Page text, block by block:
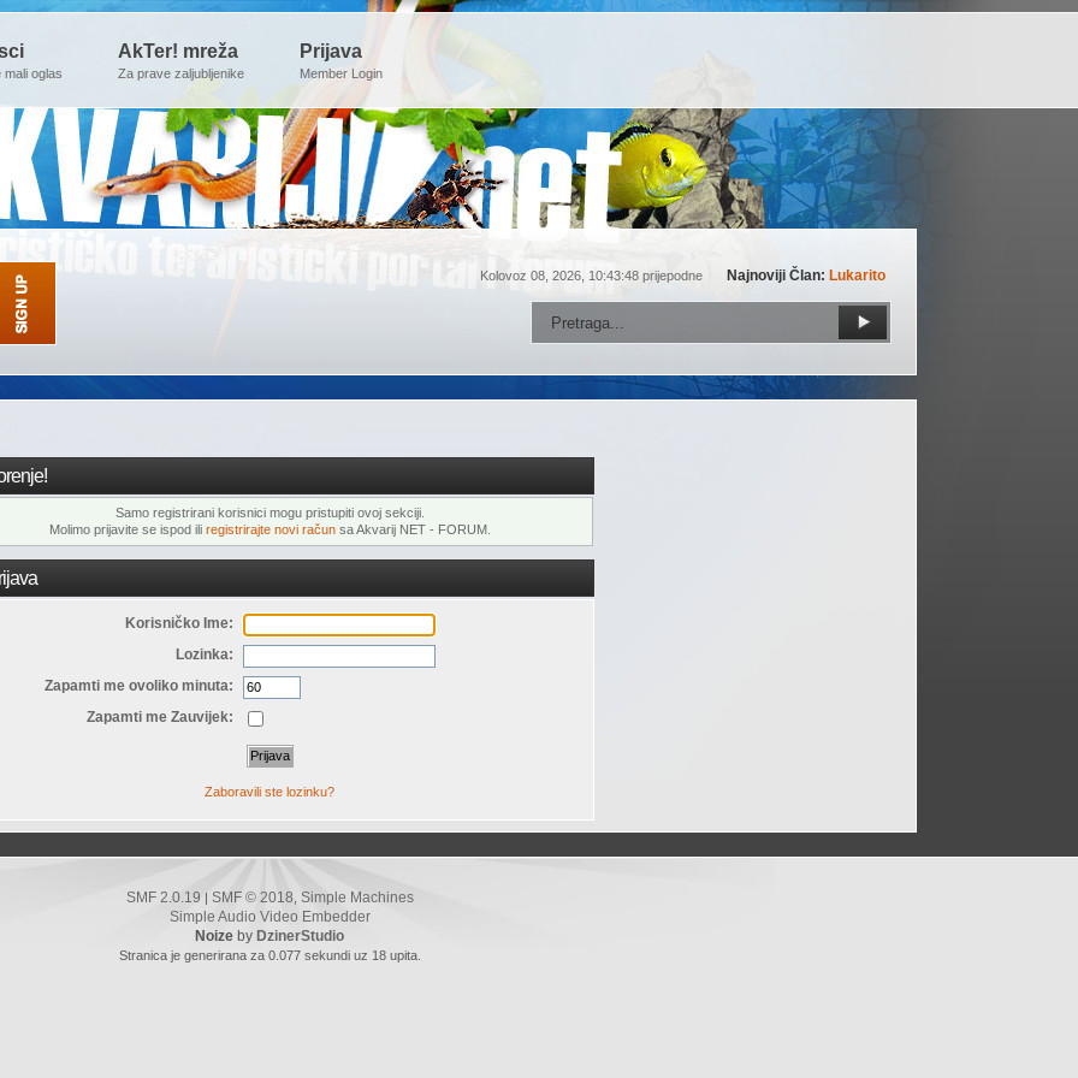
mali oglas
AkTer! mreža
Za prave zaljubljenike
Prijava
Member Login
Kolovoz 08, 2026, 10:43:48 prijepodne Najnoviji Član: Lukarito
Samo registrirani korisnici mogu pristupiti ovoj sekciji.
Molimo prijavite se ispod ili registrirajte novi računsa Akvarij NET - FORUM.
Korisničko Ime:
Lozinka:
Zapamti me ovoliko minuta:
Zapamti me Zauvijek:
Zaboravili ste lozinku?
SMF 2.0.19 SMF © 2018 Simple Machines
Simple Audio Video Embedder
Noize by DzinerStudio
Stranica je generirana za 0.077 sekundi uz 18 upita.